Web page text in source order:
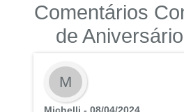
Comentários
de
M